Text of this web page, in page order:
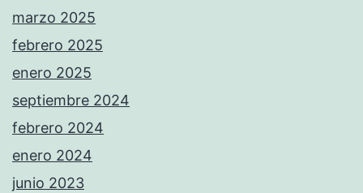
marzo 2025
febrero 2025
enero 2025
septiembre 2024
febrero 2024
enero 2024
junio 2023